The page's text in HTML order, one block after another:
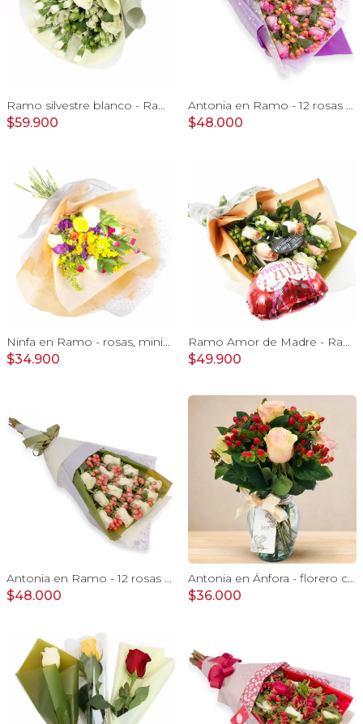
Ramo silvestre blanco - Ramo de flores circular con rosas blancas, claveles blancos, astromelias e hypericum verde
$59.900
Antonia en Ramo - 12 rosas ecuatorianas lila e hypericum
$48.000
Ninfa en Ramo - rosas, miniclaveles y astromelias
$34.900
Ramo Amor de Madre - Ramo extendido de rosas blanco y damasco, hypericum verde, pizarra y globo
$49.900
Antonia en Ramo - 12 rosas ecuatorianas blanco e hypericum
$48.000
Antonia en Ánfora - florero con 9 rosas damasco e hypericum
$36.000